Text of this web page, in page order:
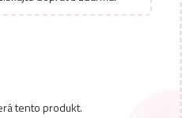
tento produkt.